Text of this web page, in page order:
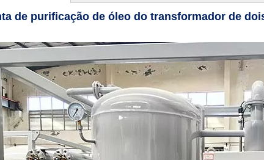
de purificação de óleo do transformador de